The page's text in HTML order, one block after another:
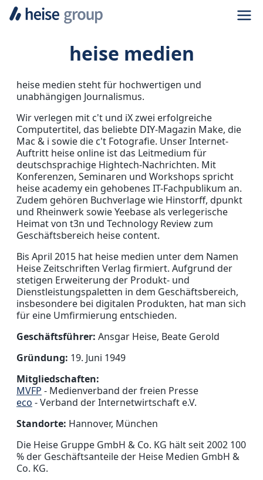
heise medien
heise medien steht für hochwertigen und
unabhängigen Journalismus.
Wir verlegen mit c't und iX zwei erfolgreiche
Computertitel, das beliebte DIY-Magazin Make, die
Mac & i sowie die c't Fotografie. Unser Internet-
Auftritt heise online ist das Leitmedium für
deutschsprachige Hightech-Nachrichten. Mit
Konferenzen, Seminaren und Workshops spricht
heise academy ein gehobenes IT-Fachpublikum an.
Zudem gehören Buchverlage wie Hinstorff, dpunkt
und Rheinwerk sowie Yeebase als verlegerische
Heimat von t3n und Technology Review zum
Geschäftsbereich heise content.
Bis April 2015 hat heise medien unter dem Namen
Heise Zeitschriften Verlag firmiert. Aufgrund der
stetigen Erweiterung der Produkt- und
Dienstleistungspaletten in dem Geschäftsbereich,
insbesondere bei digitalen Produkten, hat man sich
für eine Umfirmierung entschieden.
Geschäftsführer: Ansgar Heise, Beate Gerold
Gründung: 19. Juni 1949
Mitgliedschaften:
MVFP - Medienverband der freien Presse
eco - Verband der Internetwirtschaft e.V.
Standorte: Hannover, München
Die Heise Gruppe GmbH & Co. KG hält seit 2002 100
% der Geschäftsanteile der Heise Medien GmbH &
Co. KG.